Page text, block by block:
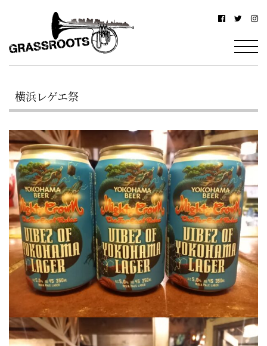
浜
グ
ス
ル
ー
ツ
–
YOKOHAMA
Grassroots
–
駅
北
西
口
か
ら
徒
歩
約
3
分・
鶴
屋
町
に
横浜レゲエ祭